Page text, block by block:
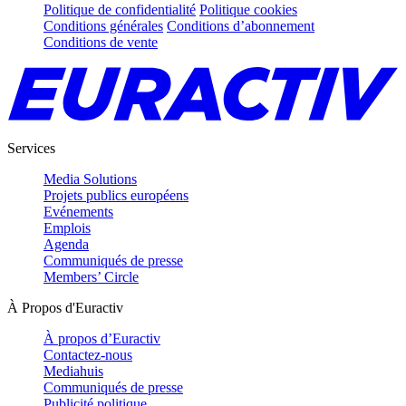
Politique de confidentialité Politique cookies
Conditions générales Conditions d’abonnement
Conditions de vente
Services
Media Solutions
Projets publics européens
Evénements
Emplois
Agenda
Communiqués de presse
Members’ Circle
À Propos d'Euractiv
À propos d’Euractiv
Contactez-nous
Mediahuis
Communiqués de presse